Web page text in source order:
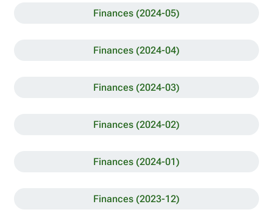
Finances (2024-05)
Finances (2024-04)
Finances (2024-03)
Finances (2024-02)
Finances (2024-01)
Finances (2023-12)